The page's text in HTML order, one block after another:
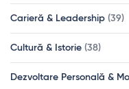
Carieră & Leadership (39)
Cultură & Istorie (38)
Dezvoltare Personală &